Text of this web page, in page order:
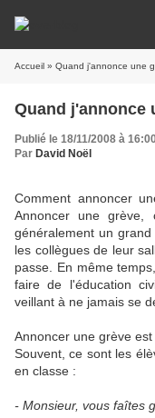
Accueil » Quand j'annonce une
Quand j'annonce
Publié le 18/11/2008 à
Par David Noël
Comment annoncer
Annoncer une
généralement un
les collègues de leur
passe. En même
faire de l'éducation
veillant à ne jamais se
Annoncer une grève
Souvent, ce sont les
en classe :
- Monsieur, vous faîtes